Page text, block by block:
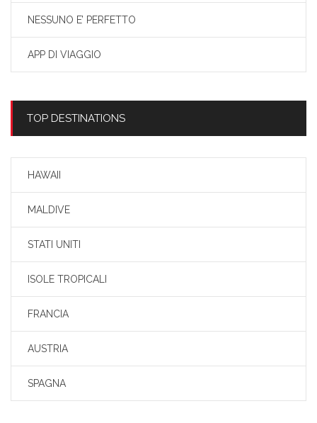
NESSUNO E’ PERFETTO
APP DI VIAGGIO
TOP DESTINATIONS
HAWAII
MALDIVE
STATI UNITI
ISOLE TROPICALI
FRANCIA
AUSTRIA
SPAGNA